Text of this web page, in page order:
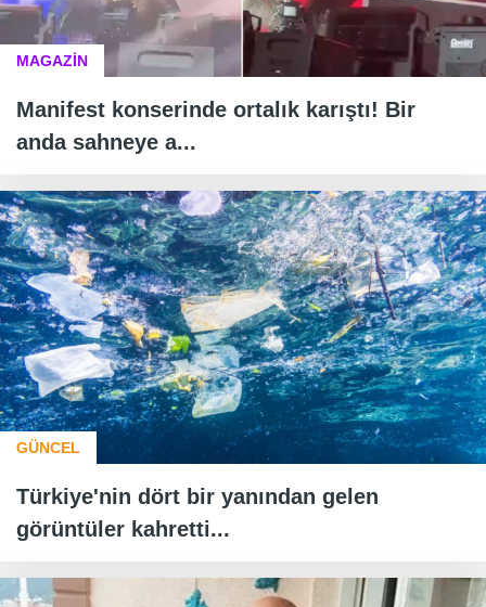
MAGAZİN
Manifest konserinde ortalık karıştı! Bir
anda sahneye a...
GÜNCEL
Türkiye'nin dört bir yanından gelen
görüntüler kahretti...